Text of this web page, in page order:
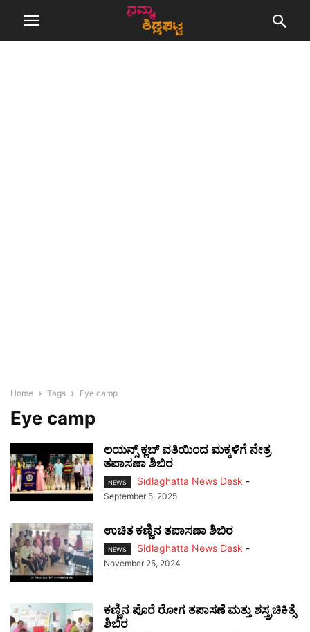
Home Tags Eye camp
Eye camp
ಲಯನ್ಸ್ ಕ್ಲಬ್ ವತಿಯಿಂದ ಮಕ್ಕಳಿಗೆ ನೇತ್ರ
ತಪಾಸಣಾ ಶಿಬಿರ
NEWS Sidlaghatta News Desk -
September 5, 2025
ಉಚಿತ ಕಣ್ಣಿನ ತಪಾಸಣಾ ಶಿಬಿರ
NEWS Sidlaghatta News Desk -
November 25, 2024
ಕಣ್ಣಿನ ಪೊರೆ ರೋಗ ತಪಾಸಣೆ ಮತ್ತು ಶಸ್ತ್ರಚಿಕಿತ್ಸೆ
ಶಿಬಿರ